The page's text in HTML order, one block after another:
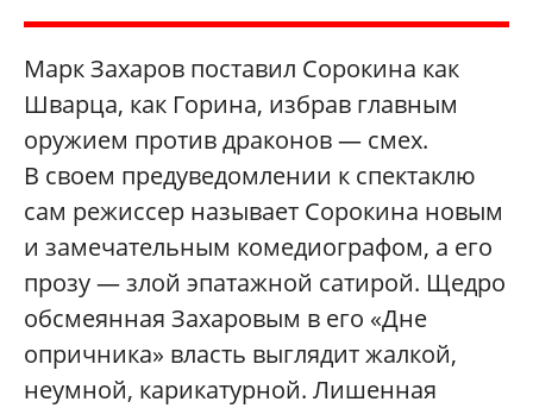
Марк Захаров поставил Сорокина как
Шварца, как Горина, избрав главным
оружием против драконов — смех.
В своем предуведомлении к спектаклю
сам режиссер называет Сорокина новым
и замечательным комедиографом, а его
прозу — злой эпатажной сатирой. Щедро
обсмеянная Захаровым в его «Дне
опричника» власть выглядит жалкой,
неумной, карикатурной. Лишенная